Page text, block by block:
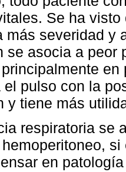
Se ha
más severidad y
se asocia a peor
el pulso con la
y tiene más
respiratoria se
en